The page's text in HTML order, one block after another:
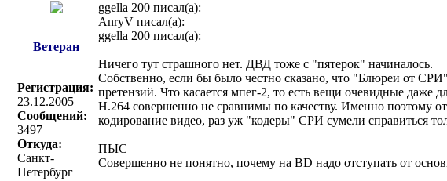
Ветеран
Регистрация:
23.12.2005
Сообщений:
3497
Откуда:
Санкт-
Петербург
ggella 200 писал(a):
AnryV писал(a):
ggella 200 писал(a):
Ничего тут страшного нет. ДВД тоже с "пятерок" начиналось.
Собственно, если бы было честно сказано, что "Блюреи от
претензий. Что касается мпег-2, то есть вещи очевидные даже
H.264 совершенно не сравнимы по качеству. Именно поэтому
кодирование видео, раз уж "кодеры" СРИ сумели справиться
ПЫС
Совершенно не понятно, почему на BD надо отступать от